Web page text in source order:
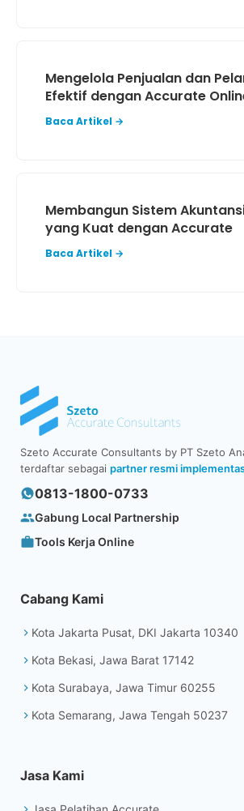
Mengelola Penjualan dan
Efektif dengan Accurate
Baca Artikel →
Membangun Sistem
yang Kuat dengan Accurate
Baca Artikel →
Szeto Accurate Consultants by PT Szeto
terdaftar sebagai partner resmi
0813-1800-0733
Gabung Local Partnership
Tools Kerja Online
Cabang Kami
Kota Jakarta Pusat, DKI Jakarta 10340
Kota Bekasi, Jawa Barat 17142
Kota Surabaya, Jawa Timur 60255
Kota Semarang, Jawa Tengah 50237
Jasa Kami